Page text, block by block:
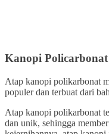
Kanopi Policarbonat
Atap kanopi polikarbonat
populer dan terbuat dari
Atap kanopi polikarbonat
dan unik, sehingga